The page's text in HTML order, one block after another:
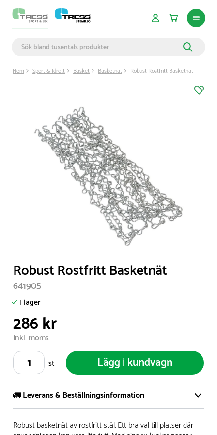
Hem Sport & Idrott Basket Basketnät Robust Rostfritt Basketnät
1
of
1
Robust Rostfritt Basketnät
641905
I lager
286 kr
Inkl. moms
st
Lägg i kundvagn
🚛 Leverans & Beställningsinformation
Vi har ett stort och modernt lager på över 8.000 kvm och
Robust basketnät av rostfritt stål. Ett bra val till platser där